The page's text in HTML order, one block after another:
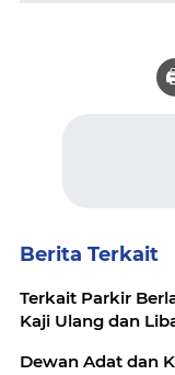
Berita Terkait
Terkait Parkir
Kaji Ulang dan
Dewan Adat dan